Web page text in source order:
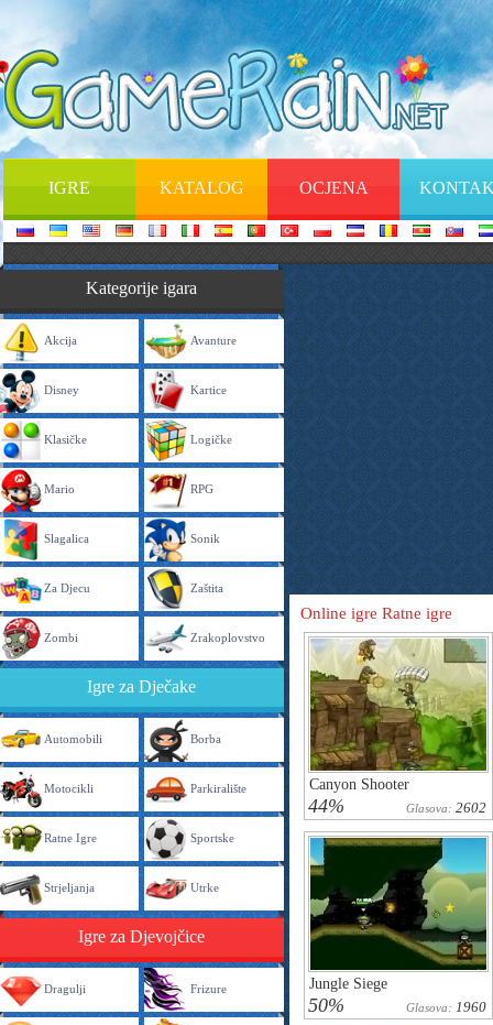
IGRE KATALOG OCJENA
Kategorije igara
Akcija Avanture
Disney Kartice
Klasičke Logičke
Mario RPG
Slagalica Sonik
Za Djecu Zaštita
Zombi Zrakoplovstvo
Igre za Dječake
Automobili Borba
Motocikli Parkiralište
Ratne Igre Sportske
Strjeljanja Utrke
Igre za Djevojčice
Dragulji Frizure
Online igre Ratne igre
Canyon Shooter
44% Glasova: 2602
Jungle Siege
50% Glasova: 1960